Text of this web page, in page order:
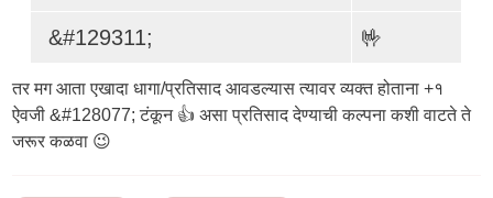
&#129311; 🤟
तर मग आता एखादा धागा/प्रतिसाद आवडल्यास त्यावर व्यक्त होताना +१
ऐवजी &#128077; टंकून 👍 असा प्रतिसाद देण्याची कल्पना कशी वाटते ते
जरूर कळवा 😉